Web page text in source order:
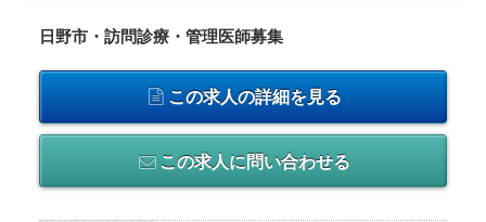
日野市・訪問診療・管理医師募集
この求人の詳細を見る
この求人に問い合わせる